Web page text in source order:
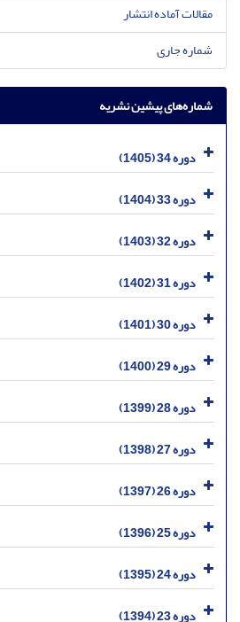
مقالات آماده انتشار
شماره جاری
شماره‌های پیشین نشریه
دوره 34 (1405)
دوره 33 (1404)
دوره 32 (1403)
دوره 31 (1402)
دوره 30 (1401)
دوره 29 (1400)
دوره 28 (1399)
دوره 27 (1398)
دوره 26 (1397)
دوره 25 (1396)
دوره 24 (1395)
دوره 23 (1394)